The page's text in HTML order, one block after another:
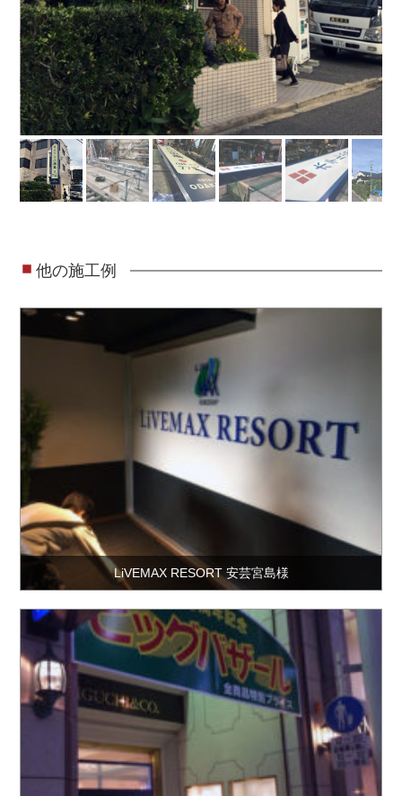
他の施工例
LiVEMAX RESORT 安芸宮島様